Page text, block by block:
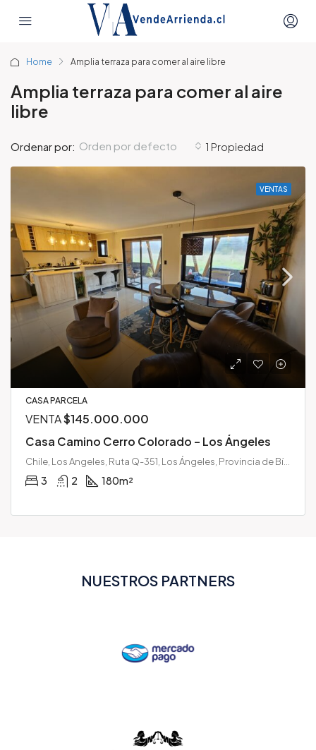
Home Amplia terraza para comer al aire libre
Amplia terraza para comer al aire
libre
1 Propiedad
Ordenar por: Orden por defecto
VENTAS
CASA PARCELA
VENTA$145.000.000
Casa Camino Cerro Colorado – Los Ángeles
3 2 180m²
NUESTROS PARTNERS